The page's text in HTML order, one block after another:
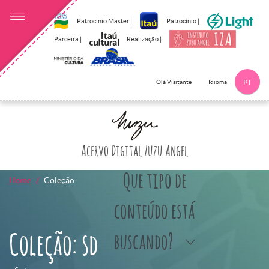
Patrocínio Master | Patrocínio |
Parceira | Realização |
Olá Visitante Idioma PT
Acervo Digital Zuzu Angel
Que tipo de
conteúdo está
buscando?
Home Coleção
Coleção: sd